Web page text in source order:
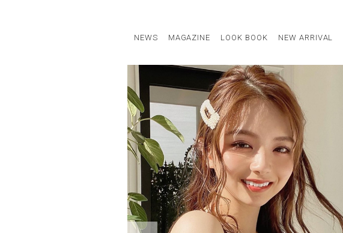
NEWS MAGAZINE LOOK BOOK NEW ARRIVAL
STAFF STYLE